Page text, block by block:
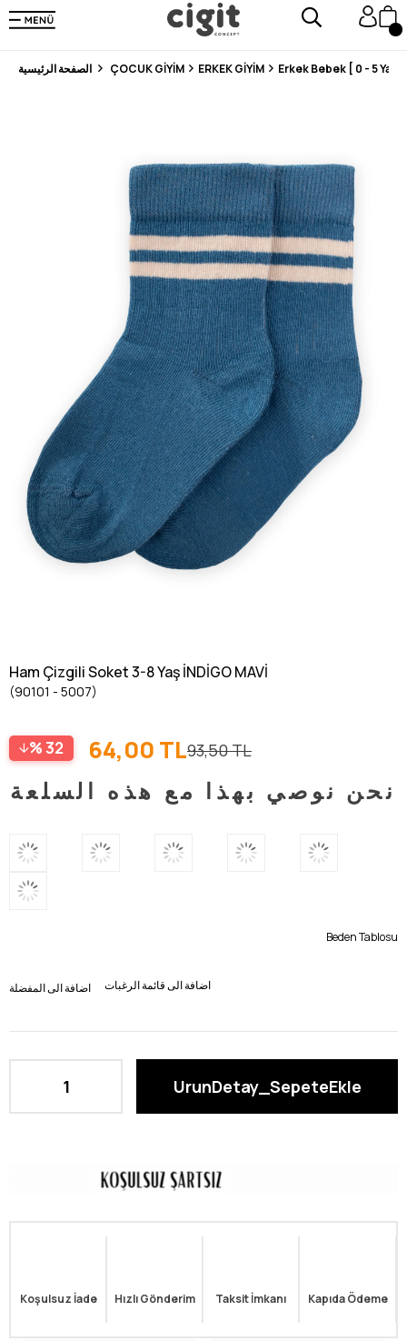
En Uygun Fiyat Garantisi !
300₺ ve Üzeri Alışverişlerde Kargo Ücretsiz !
Koşulsuz Şartsız İade İmkanı
ÇOCUK GİYİM ERKEK GİYİM Erkek Bebek [ 0 - 5 Yaş ]
Ham Çizgili Soket 3-8 Yaş İNDİGO MAVİ
(90101 - 5007)
32 93,50 TL
64,00 TL
نحن نوصي بهذا مع هذه السلعة
Beden Tablosu
اضافة الى المفضلة اضافة الى قائمة الرغبات
Koşulsuz İade Hızlı Gönderim Taksit İmkanı Kapıda Ödeme